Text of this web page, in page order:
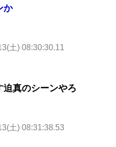
か
土) 08:30:30.11
真のシーンやろ
土) 08:31:38.53